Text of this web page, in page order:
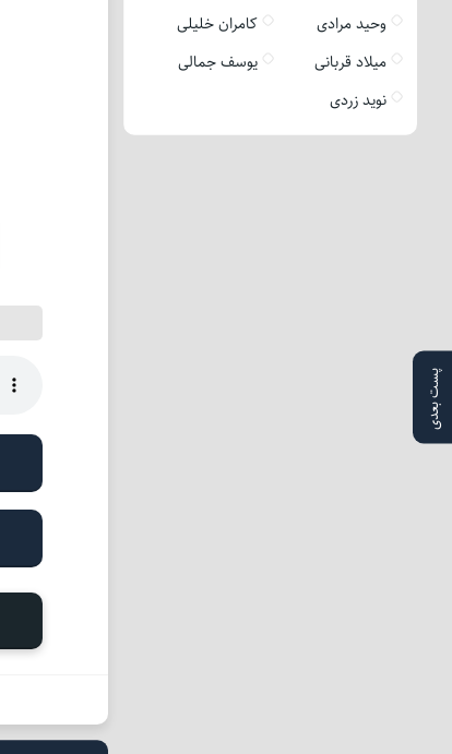
پست بعدی
وحید مرادی
کامران خلیلی
میلاد قربانی
یوسف جمالی
نوید زردی